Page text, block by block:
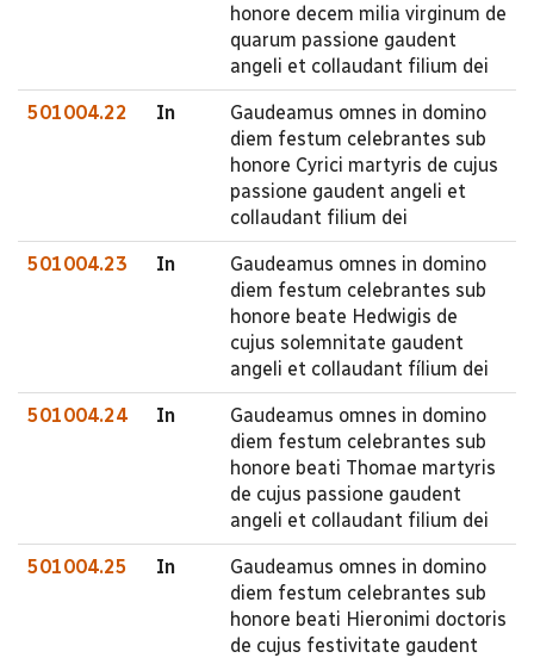
honore decem milia virginum de
quarum passione gaudent
angeli et collaudant filium dei
501004.22 In
Gaudeamus omnes in domino
diem festum celebrantes sub
honore Cyrici martyris de cujus
passione gaudent angeli et
collaudant filium dei
501004.23 In
Gaudeamus omnes in domino
diem festum celebrantes sub
honore beate Hedwigis de
cujus solemnitate gaudent
angeli et collaudant fílium dei
501004.24 In
Gaudeamus omnes in domino
diem festum celebrantes sub
honore beati Thomae martyris
de cujus passione gaudent
angeli et collaudant filium dei
501004.25 In
Gaudeamus omnes in domino
diem festum celebrantes sub
honore beati Hieronimi doctoris
de cujus festivitate gaudent